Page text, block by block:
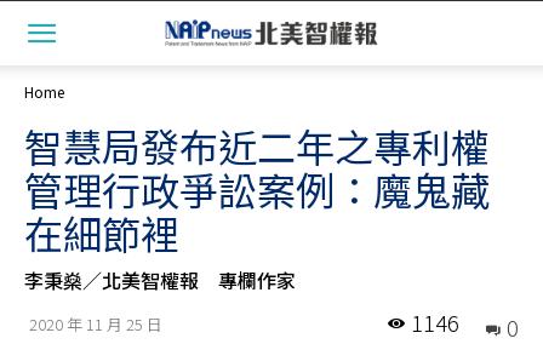
Home
智慧局發布近二年之專利權
管理行政爭訟案例：魔鬼藏
在細節裡
李秉燊／北美智權報 專欄作家
2020 年 11 月 25 日 0
1146